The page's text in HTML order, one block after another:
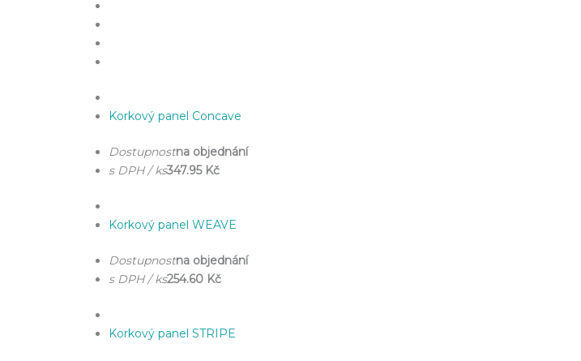
Korkový panel Concave
Dostupnostna objednání
s DPH / ks347.95 Kč
Korkový panel WEAVE
Dostupnostna objednání
s DPH / ks254.60 Kč
Korkový panel STRIPE